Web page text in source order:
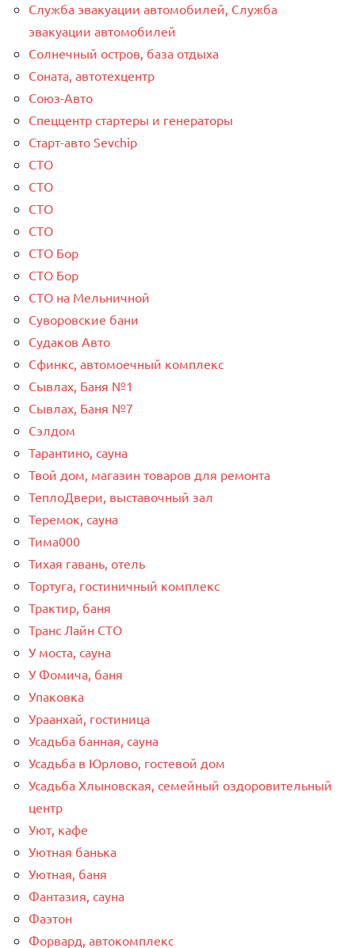
Служба эвакуации автомобилей, Служба
эвакуации автомобилей
Солнечный остров, база отдыха
Соната, автотехцентр
Союз-Авто
Спеццентр стартеры и генераторы
Старт-авто Sevchip
СТО
СТО
СТО
СТО
СТО Бор
СТО Бор
СТО на Мельничной
Суворовские бани
Судаков Авто
Сфинкс, автомоечный комплекс
Сывлах, Баня №1
Сывлах, Баня №7
Сэлдом
Тарантино, сауна
Твой дом, магазин товаров для ремонта
ТеплоДвери, выставочный зал
Теремок, сауна
Тима000
Тихая гавань, отель
Тортуга, гостиничный комплекс
Трактир, баня
Транс Лайн СТО
У моста, сауна
У Фомича, баня
Упаковка
Ураанхай, гостиница
Усадьба банная, сауна
Усадьба в Юрлово, гостевой дом
Усадьба Хлыновская, семейный оздоровительный
центр
Уют, кафе
Уютная банька
Уютная, баня
Фантазия, сауна
Фаэтон
Форвард, автокомплекс